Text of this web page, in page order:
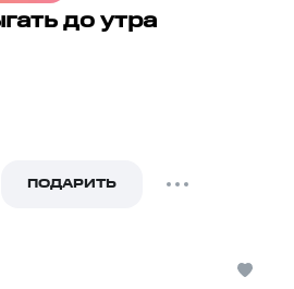
до утра
ПОДАРИТЬ